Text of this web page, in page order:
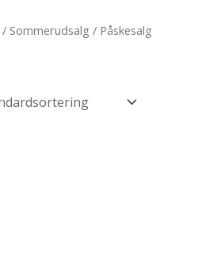
/ Sommerudsalg / Påskesalg